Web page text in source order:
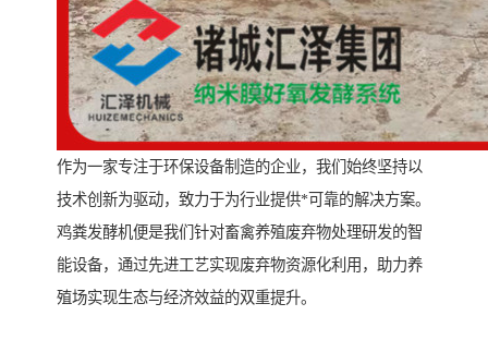
作为一家专注于环保设备制造的企业，我们始终坚持以
技术创新为驱动，致力于为行业提供*可靠的解决方案。
鸡粪发酵机便是我们针对畜禽养殖废弃物处理研发的智
能设备，通过先进工艺实现废弃物资源化利用，助力养
殖场实现生态与经济效益的双重提升。